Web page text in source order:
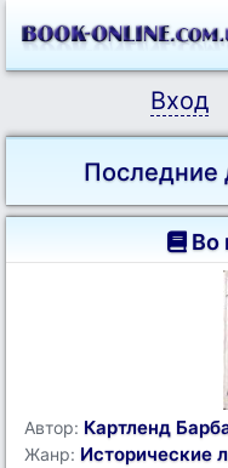
Вход
Последние
Во
Автор: Картленд
Жанр: Исторические